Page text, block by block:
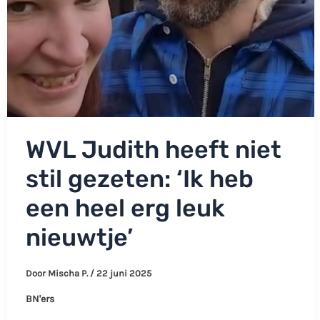
WVL Judith heeft niet
stil gezeten: ‘Ik heb
een heel erg leuk
nieuwtje’
Door Mischa P. / 22 juni 2025
BN'ers